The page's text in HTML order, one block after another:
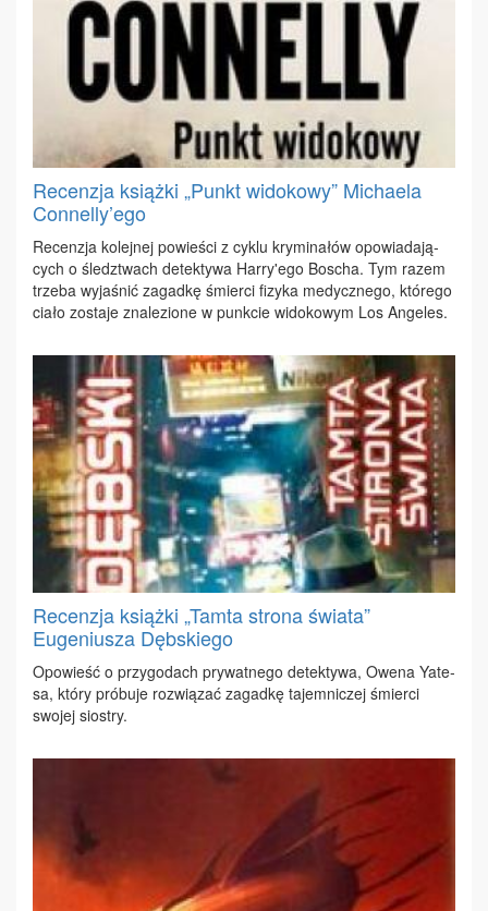
Recenzja książki „Punkt widokowy” Michaela
Connelly’ego
Re­cen­zja ko­lej­nej po­wie­ści z cy­klu kry­mi­na­łów opo­wia­da­ją­
cych o śledz­twach de­tek­ty­wa Har­ry'ego Bo­scha. Tym ra­zem
trze­ba wy­ja­śnić za­gad­kę śmier­ci fi­zy­ka me­dycz­ne­go, któ­re­go
cia­ło zo­sta­je zna­le­zio­ne w punk­cie wi­do­ko­wym Los An­ge­les.
Recenzja książki „Tamta strona świata”
Eugeniusza Dębskiego
Opo­wieść o przy­go­dach pry­wat­ne­go de­tek­ty­wa, Owe­na Yate­
sa, któ­ry pró­bu­je roz­wią­zać za­gad­kę ta­jem­ni­czej śmier­ci
swo­jej sio­stry.